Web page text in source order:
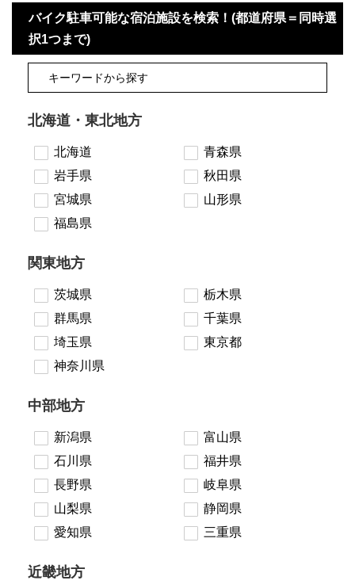
バイク駐車可能な宿泊施設を検索！(都道府県＝同時選
択1つまで)
北海道・東北地方
北海道
青森県
岩手県
秋田県
宮城県
山形県
福島県
関東地方
茨城県
栃木県
群馬県
千葉県
埼玉県
東京都
神奈川県
中部地方
新潟県
富山県
石川県
福井県
長野県
岐阜県
山梨県
静岡県
愛知県
三重県
近畿地方